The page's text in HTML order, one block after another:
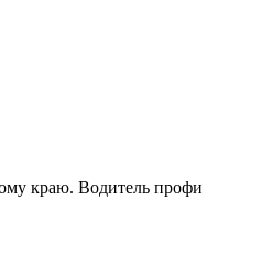
краю. Водитель профи